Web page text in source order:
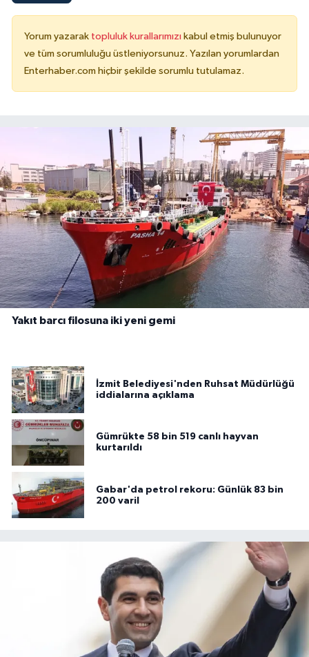
Yorum yazarak topluluk kurallarımızı kabul etmiş bulunuyor
ve tüm sorumluluğu üstleniyorsunuz. Yazılan yorumlardan
Enterhaber.com hiçbir şekilde sorumlu tutulamaz.
Yakıt barcı filosuna iki yeni gemi
İzmit Belediyesi'nden Ruhsat Müdürlüğü
iddialarına açıklama
Gümrükte 58 bin 519 canlı hayvan
kurtarıldı
Gabar'da petrol rekoru: Günlük 83 bin
200 varil